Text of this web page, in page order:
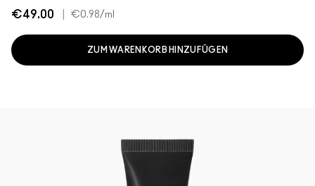
€49.00 €0.98/ml
ZUM WARENKORB HINZUFÜGEN